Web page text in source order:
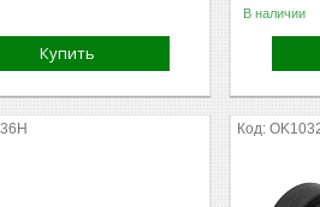
Купить
В наличии